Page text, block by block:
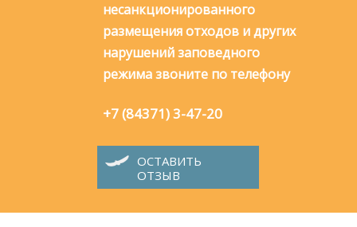
несанкционированного
размещения отходов и других
нарушений заповедного
режима звоните по телефону
+7 (84371) 3-47-20
ОСТАВИТЬ
ОТЗЫВ